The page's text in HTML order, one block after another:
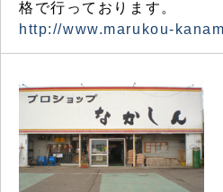
格で行っております。
http://www.marukou-